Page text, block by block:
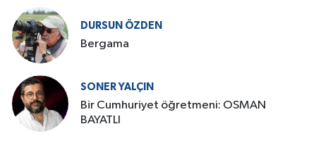
DURSUN ÖZDEN
Bergama
SONER YALÇIN
Bir Cumhuriyet öğretmeni: OSMAN
BAYATLI